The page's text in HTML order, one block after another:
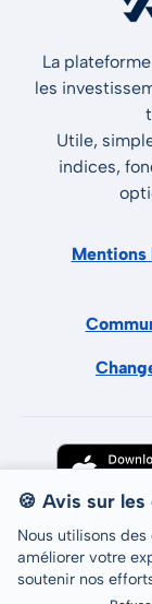
La
les
Utile,
indices,
Mentions
Tous
🍪 Avis sur les
Nous utilisons
améliorer votre
soutenir nos